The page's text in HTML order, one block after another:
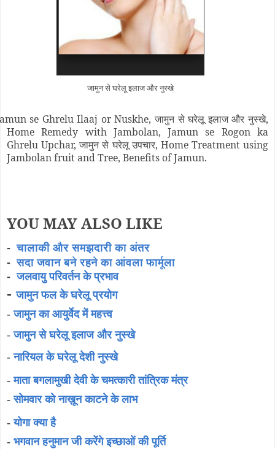
जामुन से घरेलू इलाज और नुस्खे
se Ghrelu Ilaaj or Nuskhe, जामुन से घरेलू इलाज और नुस्खे,
Home Remedy with Jambolan, Jamun se Rogon ka
Ghrelu Upchar, जामुन से घरेलू उपचार, Home Treatment using
Jambolan fruit and Tree, Benefits of Jamun.
YOU MAY ALSO LIKE
-चालाकी और समझदारी का अंतर
-सदा जवान बने रहने का आंवला फार्मूला
-जलवायु परिवर्तन के प्रभाव
-जामुन फल के घरेलू प्रयोग
-जामुन का आयुर्वेद में महत्त्व
-जामुन से घरेलू इलाज और नुस्खे
-नारियल के घरेलू देशी नुस्खे
-माता बगलामुखी देवी के चमत्कारी तांत्रिक मंत्र
-सोमवार को नाख़ून काटने के लाभ
-योगा क्या है
- भगवान हनुमान जी करेंगे इच्छाओं की पूर्ति